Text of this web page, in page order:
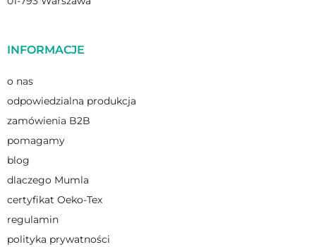
INFORMACJE
o nas
odpowiedzialna produkcja
zamówienia B2B
pomagamy
blog
dlaczego Mumla
certyfikat Oeko-Tex
regulamin
polityka prywatności